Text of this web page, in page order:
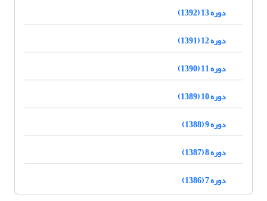
دوره 13 (1392)
دوره 12 (1391)
دوره 11 (1390)
دوره 10 (1389)
دوره 9 (1388)
دوره 8 (1387)
دوره 7 (1386)